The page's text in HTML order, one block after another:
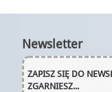
Newsletter
ZAPISZ SIĘ DO
ZGARNIESZ...